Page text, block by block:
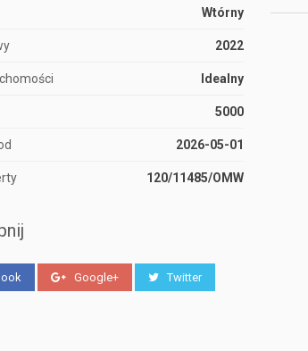
Wtórny
2022
Idealny
5000
2026-05-01
120/11485/OMW
Google+ Twitter